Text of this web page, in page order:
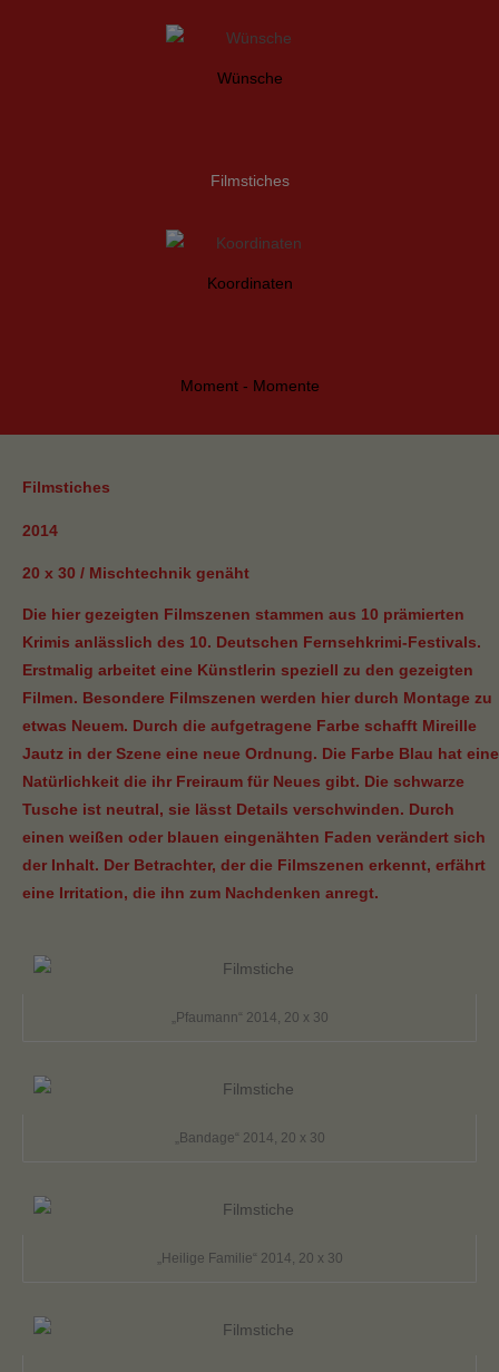
Wünsche
Filmstiches
Koordinaten
Moment - Momente
Filmstiches
2014
20 x 30 / Mischtechnik genäht
Die hier gezeigten Filmszenen stammen aus 10 prämierten
Krimis anlässlich des 10. Deutschen Fernsehkrimi-Festivals.
Erstmalig arbeitet eine Künstlerin speziell zu den gezeigten
Filmen. Besondere Filmszenen werden hier durch Montage zu
etwas Neuem. Durch die aufgetragene Farbe schafft Mireille
Jautz in der Szene eine neue Ordnung. Die Farbe Blau hat eine
Natürlichkeit die ihr Freiraum für Neues gibt. Die schwarze
Tusche ist neutral, sie lässt Details verschwinden. Durch
einen weißen oder blauen eingenähten Faden verändert sich
der Inhalt. Der Betrachter, der die Filmszenen erkennt, erfährt
eine Irritation, die ihn zum Nachdenken anregt.
„Pfaumann“ 2014, 20 x 30
„Bandage“ 2014, 20 x 30
„Heilige Familie“ 2014, 20 x 30